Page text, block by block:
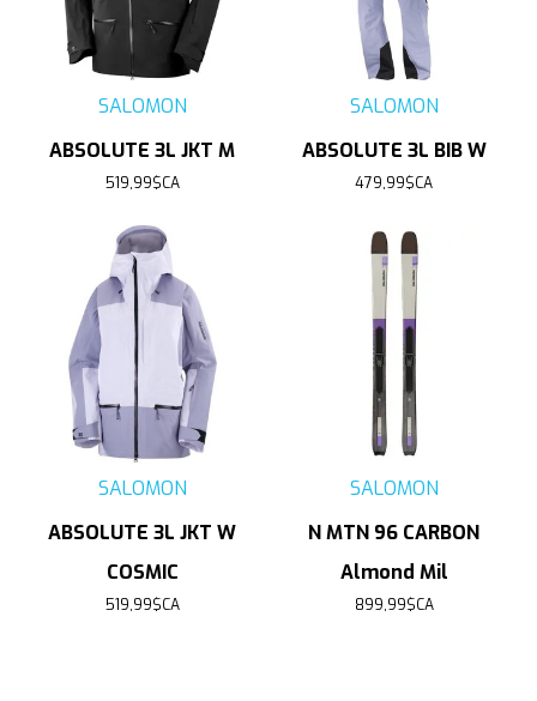
SALOMON
ABSOLUTE 3L JKT M
519,99$CA
SALOMON
ABSOLUTE 3L BIB W
479,99$CA
SALOMON
ABSOLUTE 3L JKT W
COSMIC
519,99$CA
SALOMON
N MTN 96 CARBON
Almond Mil
899,99$CA